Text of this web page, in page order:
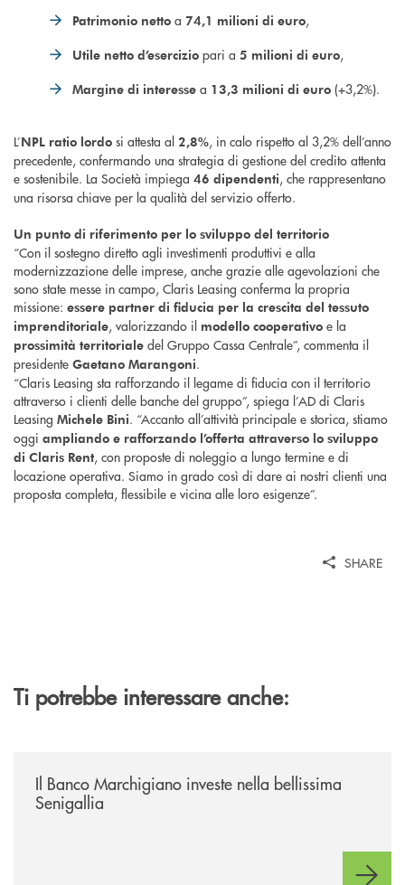
Patrimonio netto a 74,1 milioni di euro,
Utile netto d’esercizio pari a 5 milioni di euro,
Margine di interesse a 13,3 milioni di euro (+3,2%).
L’NPL ratio lordo si attesta al 2,8%, in calo rispetto al 3,2% dell’anno
precedente, confermando una strategia di gestione del credito attenta
e sostenibile. La Società impiega 46 dipendenti, che rappresentano
una risorsa chiave per la qualità del servizio offerto.
Un punto di riferimento per lo sviluppo del territorio
“Con il sostegno diretto agli investimenti produttivi e alla
modernizzazione delle imprese, anche grazie alle agevolazioni che
sono state messe in campo, Claris Leasing conferma la propria
missione: essere partner di fiducia per la crescita del tessuto
imprenditoriale, valorizzando il modello cooperativo e la
prossimità territoriale del Gruppo Cassa Centrale”, commenta il
presidente Gaetano Marangoni.
“Claris Leasing sta rafforzando il legame di fiducia con il territorio
attraverso i clienti delle banche del gruppo”, spiega l’AD di Claris
Leasing Michele Bini. “Accanto all’attività principale e storica, stiamo
oggi ampliando e rafforzando l’offerta attraverso lo sviluppo
di Claris Rent, con proposte di noleggio a lungo termine e di
locazione operativa. Siamo in grado così di dare ai nostri clienti una
proposta completa, flessibile e vicina alle loro esigenze”.
SHARE
Ti potrebbe interessare anche:
Il Banco Marchigiano investe nella bellissima
Senigallia